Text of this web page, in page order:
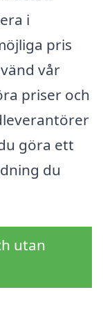
i
pris
vår
priser och
göra ett
du
utan